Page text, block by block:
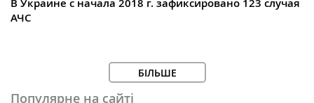
В Украине с начала 2018 г. зафиксировано 123 случая
АЧС
БІЛЬШЕ
Популярне на сайті